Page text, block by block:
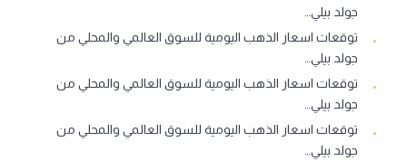
جولد بيلي…
توقعات اسعار الذهب اليومية للسوق العالمي والمحلي من
جولد بيلي…
توقعات اسعار الذهب اليومية للسوق العالمي والمحلي من
جولد بيلي…
توقعات اسعار الذهب اليومية للسوق العالمي والمحلي من
جولد بيلي…